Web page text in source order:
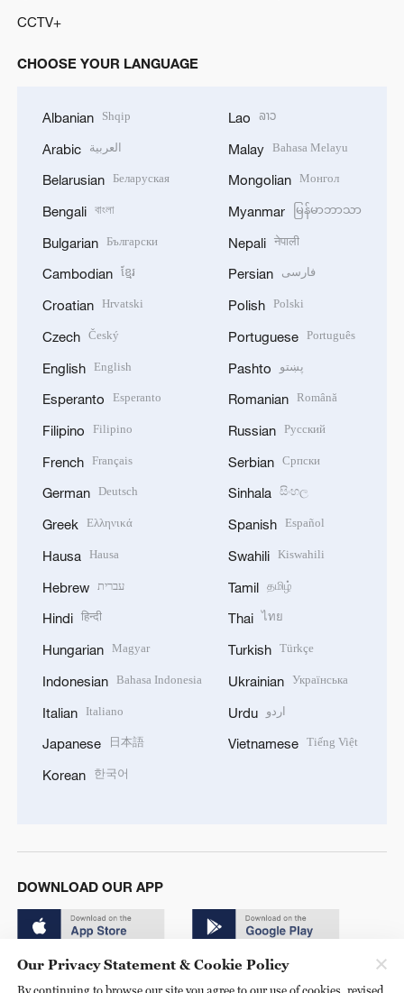
CCTV+
CHOOSE YOUR LANGUAGE
Albanian Shqip
Arabic العربية
Belarusian Беларуская
Bengali বাংলা
Bulgarian Български
Cambodian ខ្មែរ
Croatian Hrvatski
Czech Český
English English
Esperanto Esperanto
Filipino Filipino
French Français
German Deutsch
Greek Ελληνικά
Hausa Hausa
Hebrew עברית
Hindi हिन्दी
Hungarian Magyar
Indonesian Bahasa Indonesia
Italian Italiano
Japanese 日本語
Korean 한국어
Lao ລາວ
Malay Bahasa Melayu
Mongolian Монгол
Myanmar မြန်မာဘာသာ
Nepali नेपाली
Persian فارسی
Polish Polski
Portuguese Português
Pashto پښتو
Romanian Română
Russian Русский
Serbian Српски
Sinhala සිංහල
Spanish Español
Swahili Kiswahili
Tamil தமிழ்
Thai ไทย
Turkish Türkçe
Ukrainian Українська
Urdu اردو
Vietnamese Tiếng Việt
DOWNLOAD OUR APP
Our Privacy Statement & Cookie Policy
By continuing to browse our site you agree to our use of cookies, revised